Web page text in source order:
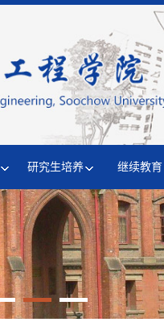
研究生培养 继续教育